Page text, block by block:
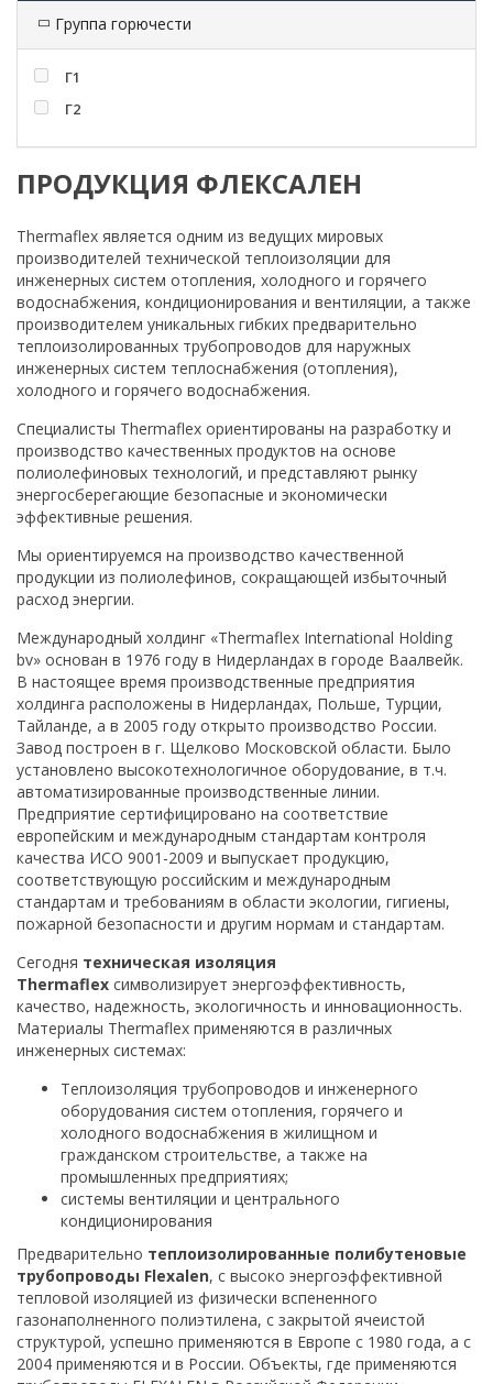
Группа горючести
Г1
Г2
ПРОДУКЦИЯ ФЛЕКСАЛЕН
Thermaflex является одним из ведущих мировых
производителей технической теплоизоляции для
инженерных систем отопления, холодного и горячего
водоснабжения, кондиционирования и вентиляции, а также
производителем уникальных гибких предварительно
теплоизолированных трубопроводов для наружных
инженерных систем теплоснабжения (отопления),
холодного и горячего водоснабжения.
Специалисты Thermaflex ориентированы на разработку и
производство качественных продуктов на основе
полиолефиновых технологий, и представляют рынку
энергосберегающие безопасные и экономически
эффективные решения.
Мы ориентируемся на производство качественной
продукции из полиолефинов, сокращающей избыточный
расход энергии.
Международный холдинг «Thermaflex International Holding
bv» основан в 1976 году в Нидерландах в городе Ваалвейк.
В настоящее время производственные предприятия
холдинга расположены в Нидерландах, Польше, Турции,
Тайланде, а в 2005 году открыто производство России.
Завод построен в г. Щелково Московской области. Было
установлено высокотехнологичное оборудование, в т.ч.
автоматизированные производственные линии.
Предприятие сертифицировано на соответствие
европейским и международным стандартам контроля
качества ИСО 9001-2009 и выпускает продукцию,
соответствующую российским и международным
стандартам и требованиям в области экологии, гигиены,
пожарной безопасности и другим нормам и стандартам.
Сегодня техническая изоляция
Thermaflex символизирует энергоэффективность,
качество, надежность, экологичность и инновационность.
Материалы Thermaflex применяются в различных
инженерных системах:
Теплоизоляция трубопроводов и инженерного
оборудования систем отопления, горячего и
холодного водоснабжения в жилищном и
гражданском строительстве, а также на
промышленных предприятиях;
системы вентиляции и центрального
кондиционирования
Предварительно теплоизолированные полибутеновые
трубопроводы Flexalen, с высоко энергоэффективной
тепловой изоляцией из физически вспененного
газонаполненного полиэтилена, с закрытой ячеистой
структурой, успешно применяются в Европе с 1980 года, а с
2004 применяются и в России. Объекты, где применяются